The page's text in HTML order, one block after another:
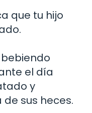
que tu hijo
el día
y
sus heces.